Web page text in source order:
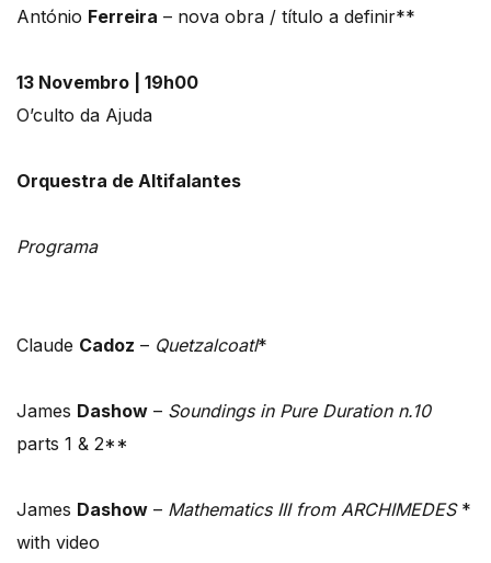
António Ferreira – nova obra / título a definir**
13 Novembro | 19h00
O’culto da Ajuda
Orquestra de Altifalantes
Programa
Claude Cadoz – Quetzalcoatl*
James Dashow – Soundings in Pure Duration n.10
parts 1 & 2**
James Dashow – Mathematics III from ARCHIMEDES*
with video